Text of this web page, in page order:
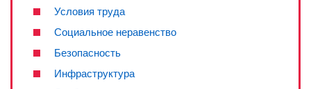
Условия труда
Социальное неравенство
Безопасность
Инфраструктура